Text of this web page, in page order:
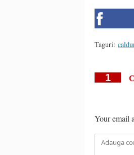
Taguri:
1
Your email